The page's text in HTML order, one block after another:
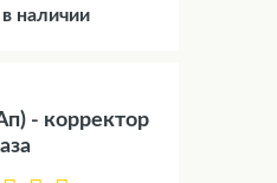
наличии
- корректор